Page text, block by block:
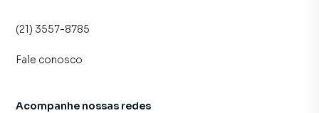
(21) 3557-8785
Fale conosco
Acompanhe nossas redes